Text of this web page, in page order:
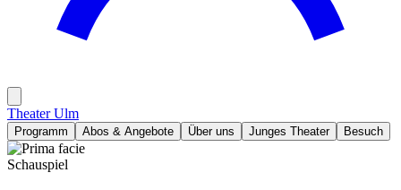
Theater Ulm
Programm Abos & Angebote Über uns Junges Theater Besuch
Schauspiel